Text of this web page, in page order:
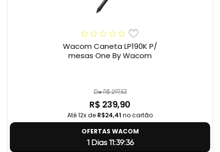
Wacom Caneta LP190K P/
mesas One By Wacom
De R$ 297,53
R$ 239,90
Até 12x de R$24,41 no cartão
OFERTAS WACOM
1 Dias 11:39:35